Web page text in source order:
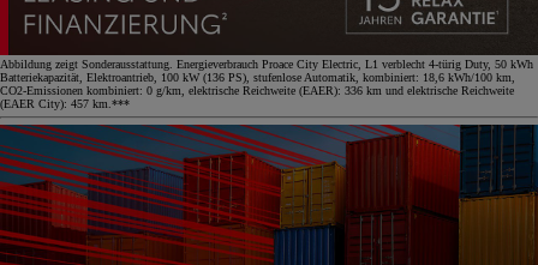
Abbildung zeigt Sonderausstattung. Energieverbrauch Proace City Electric, L1 verblecht 4-türig Duty, 50 kWh
Batteriekapazität, Elektroantrieb, 100 kW (136 PS), stufenlose Automatik, kombiniert: 18,6 kWh/100 km,
CO2-Emissionen kombiniert: 0 g/km, elektrische Reichweite (EAER): 336 km und elektrische Reichweite
(EAER City): 457 km.***